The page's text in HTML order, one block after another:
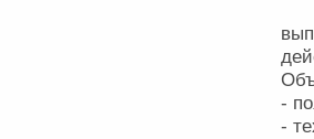
-
-